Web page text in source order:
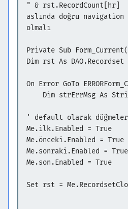
" & rst.RecordCount[hr]
aslında doğru navigation
olmalı
Private Sub
Dim rst As DAO.Recordset
On Error GoTo
Dim strErrMsg As
' default olarak
Me.ilk.Enabled = True
Me.önceki.Enabled = True
Me.sonraki.Enabled = True
Me.son.Enabled = True
Set rst =